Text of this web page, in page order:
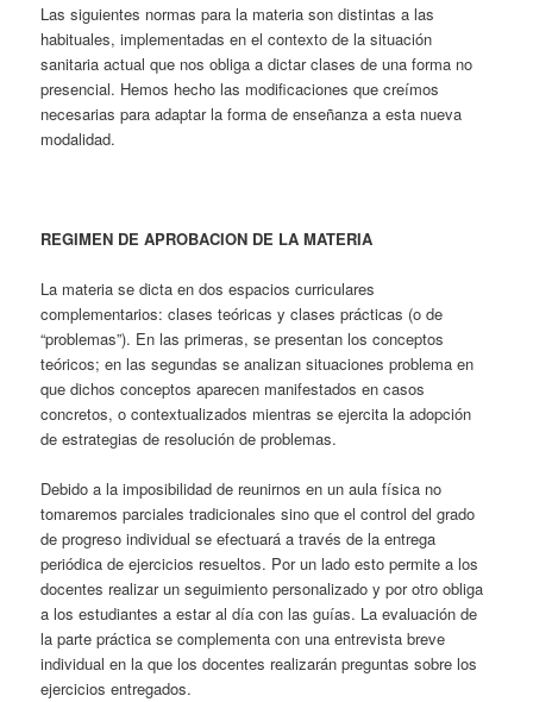
Las siguientes normas para la materia son distintas a las
habituales, implementadas en el contexto de la situación
sanitaria actual que nos obliga a dictar clases de una forma no
presencial. Hemos hecho las modificaciones que creímos
necesarias para adaptar la forma de enseñanza a esta nueva
modalidad.
REGIMEN DE APROBACION DE LA MATERIA
La materia se dicta en dos espacios curriculares
complementarios: clases teóricas y clases prácticas (o de
“problemas”). En las primeras, se presentan los conceptos
teóricos; en las segundas se analizan situaciones problema en
que dichos conceptos aparecen manifestados en casos
concretos, o contextualizados mientras se ejercita la adopción
de estrategias de resolución de problemas.
Debido a la imposibilidad de reunirnos en un aula física no
tomaremos parciales tradicionales sino que el control del grado
de progreso individual se efectuará a través de la entrega
periódica de ejercicios resueltos. Por un lado esto permite a los
docentes realizar un seguimiento personalizado y por otro obliga
a los estudiantes a estar al día con las guías. La evaluación de
la parte práctica se complementa con una entrevista breve
individual en la que los docentes realizarán preguntas sobre los
ejercicios entregados.